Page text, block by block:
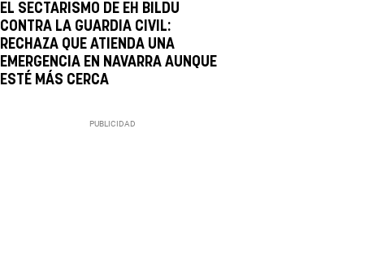
EL SECTARISMO DE EH BILDU
CONTRA LA GUARDIA CIVIL:
RECHAZA QUE ATIENDA UNA
EMERGENCIA EN NAVARRA AUNQUE
ESTÉ MÁS CERCA